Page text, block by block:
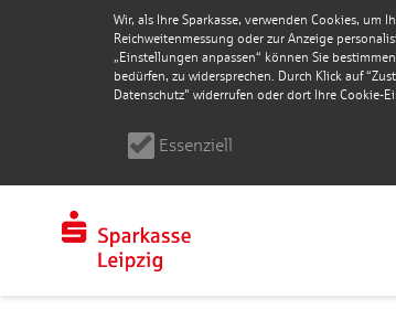
Wir, als Ihre Sparkasse, verwenden Cookies,
Reichweitenmessung oder zur Anzeige
„Einstellungen anpassen“ können Sie
bedürfen, zu widersprechen. Durch Klick auf
Datenschutz" widerrufen oder dort Ihre Cookie-
Essenziell